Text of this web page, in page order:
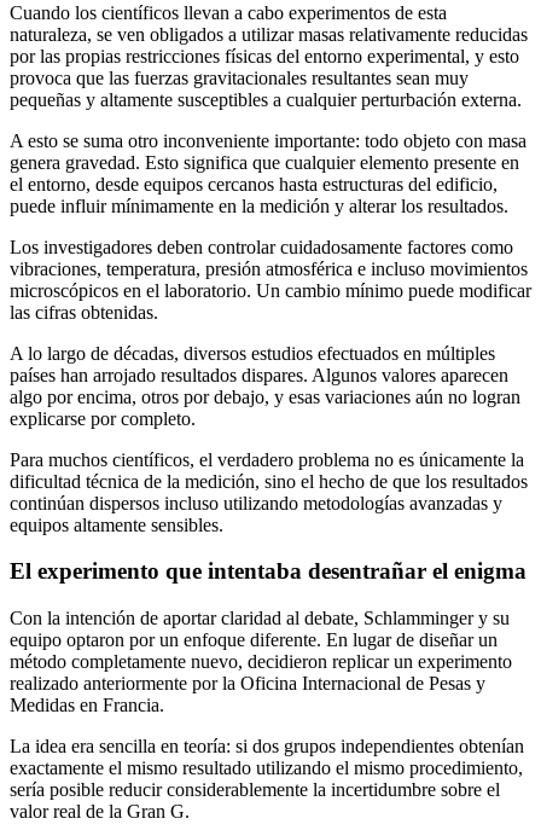
Cuando los científicos llevan a cabo experimentos de esta
naturaleza, se ven obligados a utilizar masas relativamente reducidas
por las propias restricciones físicas del entorno experimental, y esto
provoca que las fuerzas gravitacionales resultantes sean muy
pequeñas y altamente susceptibles a cualquier perturbación externa.
A esto se suma otro inconveniente importante: todo objeto con masa
genera gravedad. Esto significa que cualquier elemento presente en
el entorno, desde equipos cercanos hasta estructuras del edificio,
puede influir mínimamente en la medición y alterar los resultados.
Los investigadores deben controlar cuidadosamente factores como
vibraciones, temperatura, presión atmosférica e incluso movimientos
microscópicos en el laboratorio. Un cambio mínimo puede modificar
las cifras obtenidas.
A lo largo de décadas, diversos estudios efectuados en múltiples
países han arrojado resultados dispares. Algunos valores aparecen
algo por encima, otros por debajo, y esas variaciones aún no logran
explicarse por completo.
Para muchos científicos, el verdadero problema no es únicamente la
dificultad técnica de la medición, sino el hecho de que los resultados
continúan dispersos incluso utilizando metodologías avanzadas y
equipos altamente sensibles.
El experimento que intentaba desentrañar el enigma
Con la intención de aportar claridad al debate, Schlamminger y su
equipo optaron por un enfoque diferente. En lugar de diseñar un
método completamente nuevo, decidieron replicar un experimento
realizado anteriormente por la Oficina Internacional de Pesas y
Medidas en Francia.
La idea era sencilla en teoría: si dos grupos independientes obtenían
exactamente el mismo resultado utilizando el mismo procedimiento,
sería posible reducir considerablemente la incertidumbre sobre el
valor real de la Gran G.